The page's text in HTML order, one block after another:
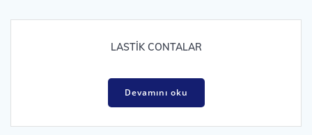
LASTİK CONTALAR
Devamını oku